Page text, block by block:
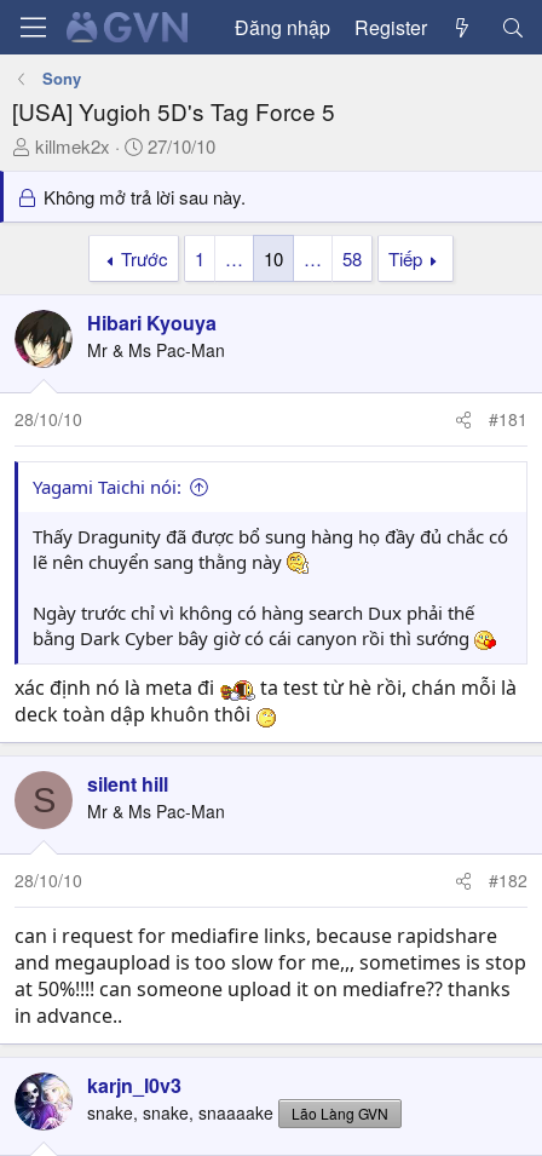
Đăng nhập Register
Sony
[USA] Yugioh 5D's Tag Force 5
T
r
e
t
a
r
e
r
killmek2x
N
à
y
ử
27/10/10
Không mở trả lời sau này.
Trước 1 … 10 … 58 Tiếp
Hibari Kyouya
Mr & Ms Pac-Man
28/10/10 #181
Yagami Taichi nói:
Thấy Dragunity đã được bổ sung hàng họ đầy đủ chắc có
lẽ nên chuyển sang thằng này
Ngày trước chỉ vì không có hàng search Dux phải thế
bằng Dark Cyber bây giờ có cái canyon rồi thì sướng
xác định nó là meta đi
ta test từ hè rồi, chán mỗi là
deck toàn dập khuôn thôi
S silent hill
Mr & Ms Pac-Man
28/10/10 #182
can i request for mediafire links, because rapidshare
and megaupload is too slow for me,,, sometimes is stop
at 50%!!!! can someone upload it on mediafre?? thanks
in advance..
karjn_l0v3
snake, snake, snaaaake Lão Làng GVN